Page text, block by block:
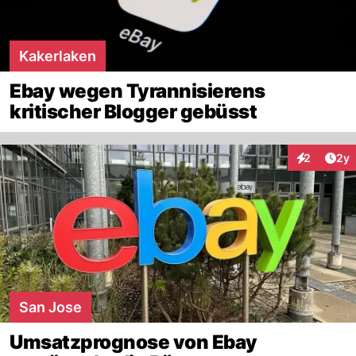
Kakerlaken
Ebay wegen Tyrannisierens
kritischer Blogger gebüsst
2 2y
San Jose
Umsatzprognose von Ebay